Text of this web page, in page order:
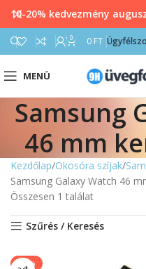
0 0 FT
MENÜ
Samsung
46 mm
Kezdőlap Okosóra szíjak
Samsung Galaxy Watch 46
Összesen 1 találat
Szűrés / Keresés
-17%
10-20% kedvezmény